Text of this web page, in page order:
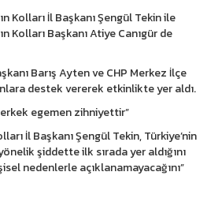
Kolları İl Başkanı Şengül Tekin ile
Kolları Başkanı Atiye Canıgür de
Barış Ayten ve CHP Merkez İlçe
destek vererek etkinlikte yer aldı.
egemen zihniyettir”
İl Başkanı Şengül Tekin, Türkiye’nin
şiddette ilk sırada yer aldığını
nedenlerle açıklanamayacağını”